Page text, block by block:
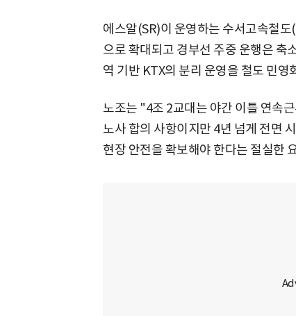
에스알(SR)이 운영하는 수서고속철
으로 확대되고 경부선 주중 운행은 축
역 기반 KTX의 분리 운영을 철도 민영
노조는 "4조 2교대는 야간 이틀 연속
노사 합의 사항이지만 4년 넘게 전면
현장 안전을 확보해야 한다는 절실한